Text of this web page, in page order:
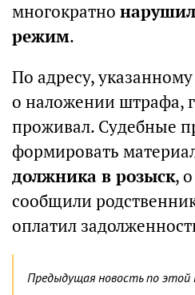
многократно
режим.
По адресу,
о наложении штрафа,
проживал. Судебные
формировать
должника в розыск,
сообщили
оплатил
Предыдущая новость по